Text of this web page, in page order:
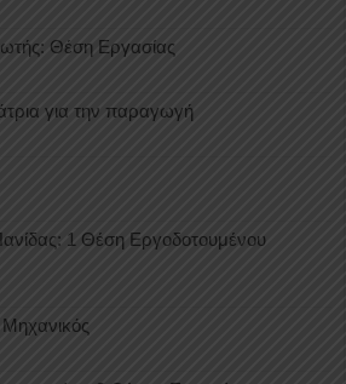
Θέση Εργασίας
για την παραγωγή
1 Θέση Eργοδοτουμένου